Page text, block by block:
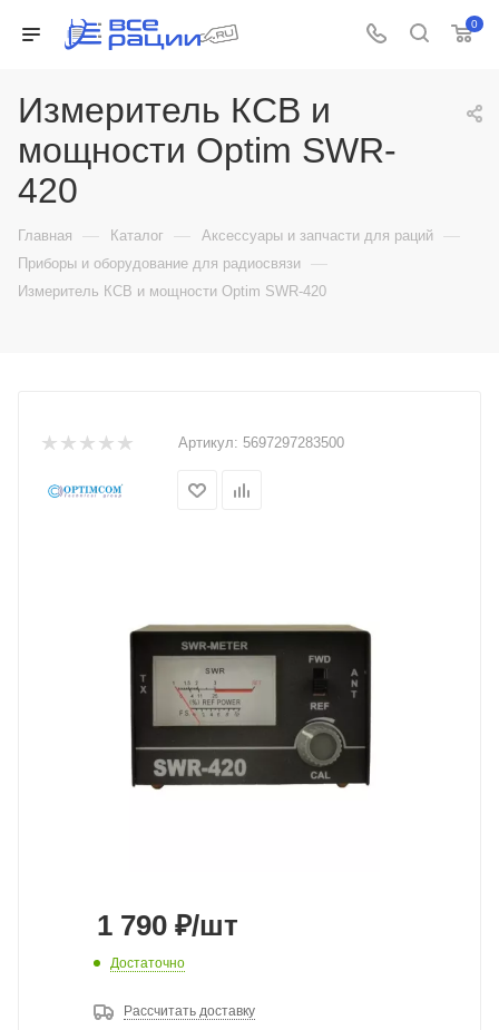
0
Измеритель КСВ и
мощности Optim SWR-
420
Главная — Каталог — Аксессуары и запчасти для раций —
Приборы и оборудование для радиосвязи —
Измеритель КСВ и мощности Optim SWR-420
Артикул: 5697297283500
1 790 ₽/шт
Достаточно
Рассчитать доставку